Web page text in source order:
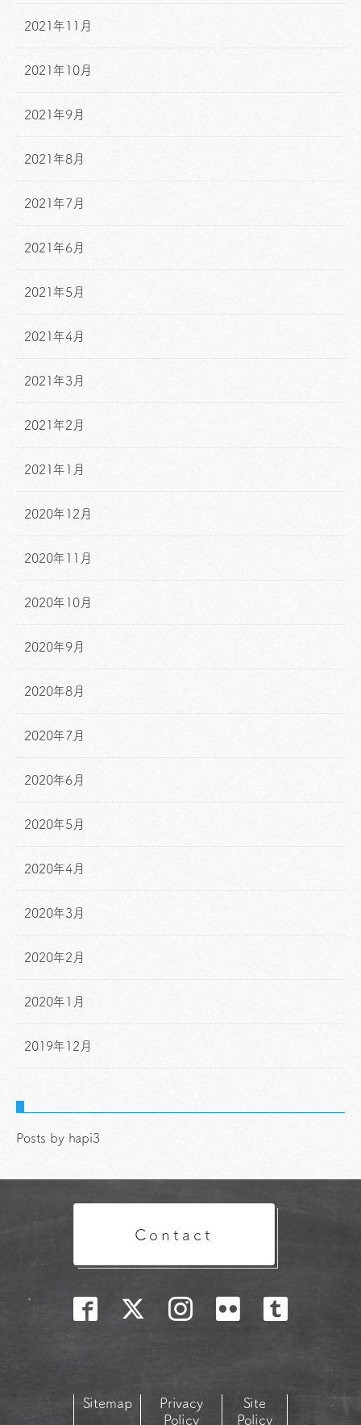
2021年11月
2021年10月
2021年9月
2021年8月
2021年7月
2021年6月
2021年5月
2021年4月
2021年3月
2021年2月
2021年1月
2020年12月
2020年11月
2020年10月
2020年9月
2020年8月
2020年7月
2020年6月
2020年5月
2020年4月
2020年3月
2020年2月
2020年1月
2019年12月
Posts by hapi3
Contact
Sitemap
Privacy
Policy
Site
Policy